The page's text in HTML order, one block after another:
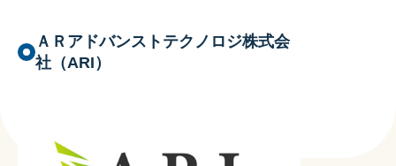
ＡＲアドバンストテクノロジ株式会
社（ARI）